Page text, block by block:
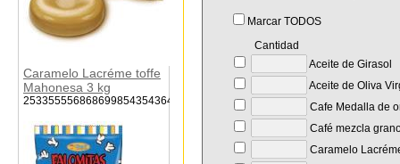
Caramelo Lacréme toffe
Mahonesa 3 kg
253355556868699854354364546
Marcar TODOS
Cantidad
Aceite de Girasol
Aceite de Oliva
Cafe Medalla de
Café mezcla
Caramelo